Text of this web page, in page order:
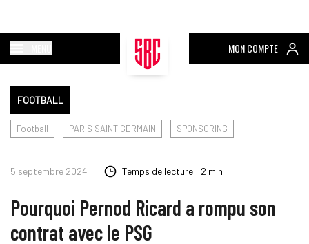
MON COMPTE
FOOTBALL
Football PARIS SAINT GERMAIN SPONSORING
5 septembre 2024 Temps de lecture : 2 min
Pourquoi Pernod Ricard a rompu son
contrat avec le PSG